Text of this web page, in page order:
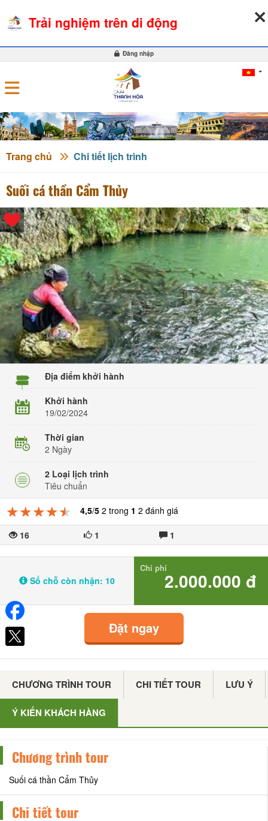
Đăng nhập
Trang chủ Chi tiết lịch trình
Suối cá thần Cẩm Thủy
Địa điểm khởi hành
Khởi hành
19/02/2024
Thời gian
2 Ngày
2 Loại lịch trình
Tiêu chuẩn
★★★★★
★★★★★
★★★★★ 4,5/5 2 trong 1 2 đánh giá
16 1 1
Số chỗ còn nhận: 10
Chi phí
2.000.000 đ
Đặt ngay
CHƯƠNG TRÌNH TOUR CHI TIẾT TOUR LƯU Ý
Ý KIẾN KHÁCH HÀNG
Chương trình tour
Suối cá thần Cẩm Thủy
Chi tiết tour
Trải nghiệm trên di động